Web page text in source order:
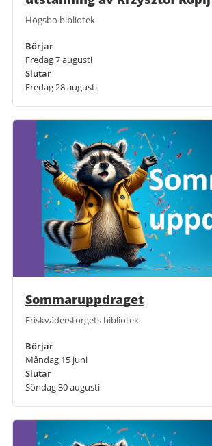
Högsbo bibliotek
Börjar
Fredag 7 augusti
Slutar
Fredag 28 augusti
Sommaruppdraget
Friskväderstorgets bibliotek
Börjar
Måndag 15 juni
Slutar
Söndag 30 augusti